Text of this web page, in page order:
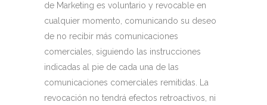
de Marketing es voluntario y revocable en
cualquier momento, comunicando su deseo
de no recibir más comunicaciones
comerciales, siguiendo las instrucciones
indicadas al pie de cada una de las
comunicaciones comerciales remitidas. La
revocación no tendrá efectos retroactivos, ni